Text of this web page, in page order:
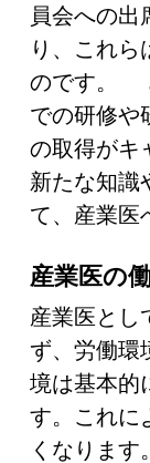
員会への
り、これ
のです。
での研修や
の取得がキ
新たな知識
て、産業医
産業医の
産業医とし
ず、労働環
境は基本的
す。これに
くなりま